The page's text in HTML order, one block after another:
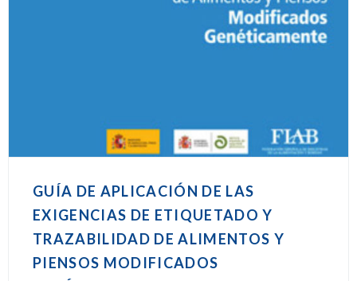
GUÍA DE APLICACIÓN DE LAS
EXIGENCIAS DE ETIQUETADO Y
TRAZABILIDAD DE ALIMENTOS Y
PIENSOS MODIFICADOS